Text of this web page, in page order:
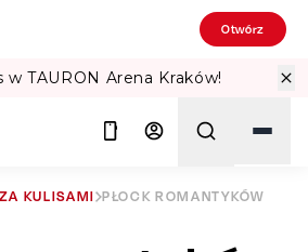
Otwórz
Sprawdź
KULISAMI PŁOCK ROMANTYKÓW